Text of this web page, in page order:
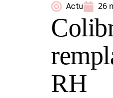
Actu 26
RH